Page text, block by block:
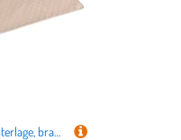
Kerbl Pet Waschbare Urinunterlage, braun - L 200 x B 120 cm